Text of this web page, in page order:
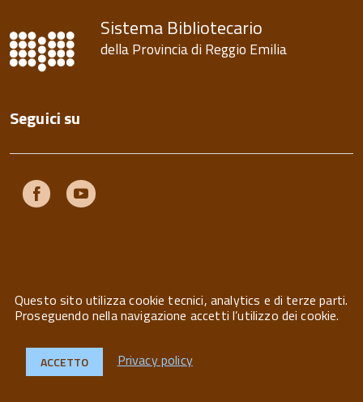
Questo sito utilizza cookie tecnici, analytics e di terze parti.
Proseguendo nella navigazione accetti l’utilizzo dei cookie.
ACCETTO Privacy policy
Sistema Bibliotecario
della Provincia di Reggio Emilia
Seguici su
Facebook
Privacy Note legali Contatti